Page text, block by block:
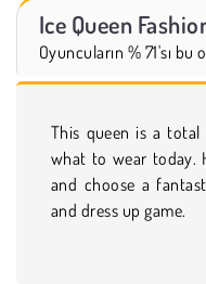
Ice Queen
Oyuncuların % 71'sı bu
This queen is a
what to wear today.
and choose a
and dress up game.